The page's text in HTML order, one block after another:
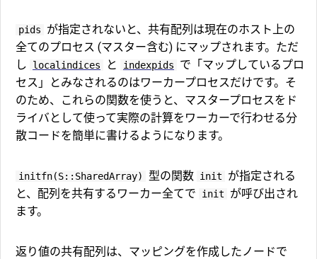
pids
が指定されないと、共有配列は現在のホスト上の
全てのプロセス (マスター含む) にマップされます。ただ
し
localindices と indexpids
で「マップしているプロ
セス」とみなされるのはワーカープロセスだけです。そ
のため、これらの関数を使うと、マスタープロセスをド
ライバとして使って実際の計算をワーカーで行わせる分
散コードを簡単に書けるようになります。
initfn(S::SharedArray) 型の関数 init
が指定される
と、配列を共有するワーカー全てで
init
が呼び出され
ます。
返り値の共有配列は、マッピングを作成したノードで